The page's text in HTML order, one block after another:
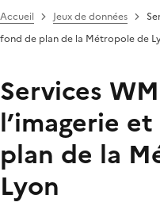
Accueil Jeux de données
fond de plan de la Métropole de
Services
l’imagerie
plan de la
Lyon